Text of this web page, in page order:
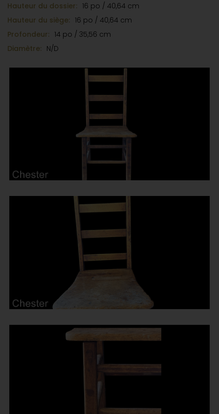
Hauteur du dossier: 16 po / 40,64 cm
Hauteur du siège: 16 po / 40,64 cm
Profondeur: 14 po / 35,56 cm
Diamètre: N/D